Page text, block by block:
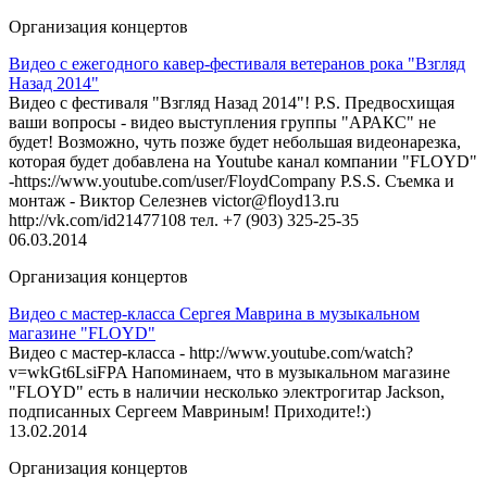
Организация концертов
Видео с ежегодного кавер-фестиваля ветеранов рока "Взгляд
Назад 2014"
Видео с фестиваля "Взгляд Назад 2014"! P.S. Предвосхищая
ваши вопросы - видео выступления группы "АРАКС" не
будет! Возможно, чуть позже будет небольшая видеонарезка,
которая будет добавлена на Youtube канал компании "FLOYD"
-https://www.youtube.com/user/FloydCompany P.S.S. Съемка и
монтаж - Виктор Селезнев victor@floyd13.ru
http://vk.com/id21477108 тел. +7 (903) 325-25-35
06.03.2014
Организация концертов
Видео с мастер-класса Сергея Маврина в музыкальном
магазине "FLOYD"
Видео с мастер-класса - http://www.youtube.com/watch?
v=wkGt6LsiFPA Напоминаем, что в музыкальном магазине
"FLOYD" есть в наличии несколько электрогитар Jackson,
подписанных Сергеем Мавриным! Приходите!:)
13.02.2014
Организация концертов